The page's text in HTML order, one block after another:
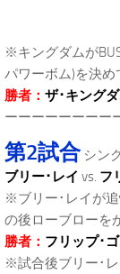
※キングダムが
パワーボム)を決め
勝者： ザ･キング
ーーーーーーーー
第2試合シン
ブリー･レイ vs. フ
※ブリー･レイが
の後ローブローを
勝者： フリップ･
※試合後ブリー･